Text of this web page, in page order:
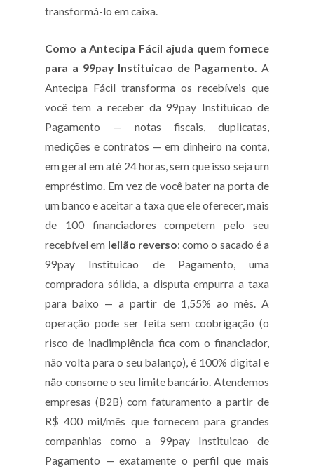
transformá-lo em caixa.
Como a Antecipa Fácil ajuda quem fornece
para a 99pay Instituicao de Pagamento. A
Antecipa Fácil transforma os recebíveis que
você tem a receber da 99pay Instituicao de
Pagamento — notas fiscais, duplicatas,
medições e contratos — em dinheiro na conta,
em geral em até 24 horas, sem que isso seja um
empréstimo. Em vez de você bater na porta de
um banco e aceitar a taxa que ele oferecer, mais
de 100 financiadores competem pelo seu
recebível em leilão reverso: como o sacado é a
99pay Instituicao de Pagamento, uma
compradora sólida, a disputa empurra a taxa
para baixo — a partir de 1,55% ao mês. A
operação pode ser feita sem coobrigação (o
risco de inadimplência fica com o financiador,
não volta para o seu balanço), é 100% digital e
não consome o seu limite bancário. Atendemos
empresas (B2B) com faturamento a partir de
R$ 400 mil/mês que fornecem para grandes
companhias como a 99pay Instituicao de
Pagamento — exatamente o perfil que mais